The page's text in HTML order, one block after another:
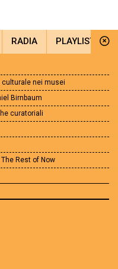
RADIA PLAYLIST
culturale nei musei
Birnbaum
curatoriali
Rest of Now